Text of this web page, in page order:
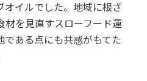
オイルでした。地域に根ざ
材を見直すスローフード運
ある点にも共感がもてた